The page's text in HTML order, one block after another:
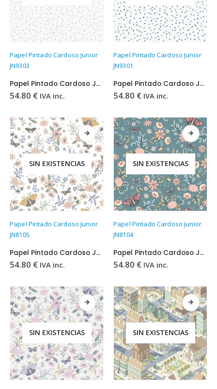
Papel Pintado Cardoso Junior
JN9303
Papel Pintado Cardoso Junior JN9303
54.80 € IVA inc.
Papel Pintado Cardoso Junior
JN9301
Papel Pintado Cardoso Junior JN9301
54.80 € IVA inc.
SIN EXISTENCIAS
Papel Pintado Cardoso Junior
JN8105
Papel Pintado Cardoso Junior JN8105
54.80 € IVA inc.
SIN EXISTENCIAS
Papel Pintado Cardoso Junior
JN8104
Papel Pintado Cardoso Junior JN8104
54.80 € IVA inc.
SIN EXISTENCIAS SIN EXISTENCIAS